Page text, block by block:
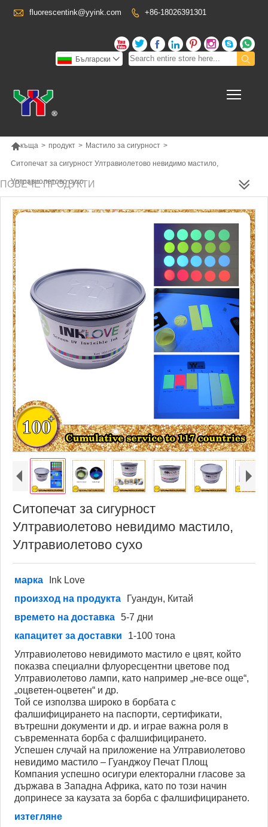
 fluorescentink@yyink.com  +86-18026391301
      


Български 
къща > продукт > Мастило за сигурност >
Ситопечат за сигурност Ултравиолетово невидимо мастило,
Ултравиолетово сухо
ПОВЕЧЕ ПРОДУКТИ
Ситопечат за сигурност
Ултравиолетово невидимо мастило,
Ултравиолетово сухо
марка
Ink Love
произход на продукта
Гуандун, Китай
времето на доставка 5-7 дни
капацитет за доставки
1-100 тона
Ултравиолетово невидимото мастило е цвят, който
показва специални флуоресцентни цветове под
Ултравиолетово лампи, като например „не-все още“,
„оцветен-оцветен“ и др.
Той се използва широко в борбата с
фалшифицирането на паспорти, сертификати,
вътрешни документи и др. и играе важна роля в
съвременната борба с фалшифицирането.
Успешен случай на приложение на Ултравиолетово
невидимо мастило – Гуанджоу Печат Площ
Компания успешно осигури електорални гласове за
държава в Западна Африка, като по този начин
допринесе за каузата за борба с фалшифицирането.
изтегляне